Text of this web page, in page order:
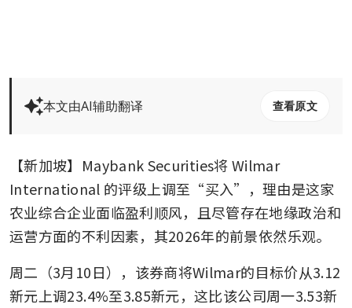
本文由AI辅助翻译 查看原文
【新加坡】Maybank Securities将Wilmar
International 的评级上调至“买入”，理由是这家
农业综合企业面临盈利顺风，且尽管存在地缘政治和
运营方面的不利因素，其2026年的前景依然乐观。
周二（3月10日），该券商将Wilmar的目标价从3.12
新元上调23.4%至3.85新元，这比该公司周一3.53新